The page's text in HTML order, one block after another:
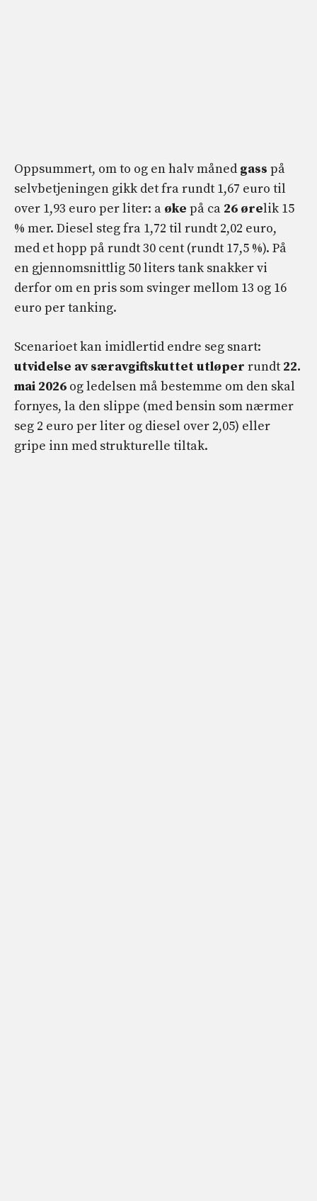
Oppsummert, om to og en halv måned gass på
selvbetjeningen gikk det fra rundt 1,67 euro til
over 1,93 euro per liter: a øke på ca 26 ørelik 15
% mer. Diesel steg fra 1,72 til rundt 2,02 euro,
med et hopp på rundt 30 cent (rundt 17,5 %). På
en gjennomsnittlig 50 liters tank snakker vi
derfor om en pris som svinger mellom 13 og 16
euro per tanking.
Scenarioet kan imidlertid endre seg snart:
utvidelse av særavgiftskuttet utløper rundt 22.
mai 2026 og ledelsen må bestemme om den skal
fornyes, la den slippe (med bensin som nærmer
seg 2 euro per liter og diesel over 2,05) eller
gripe inn med strukturelle tiltak.